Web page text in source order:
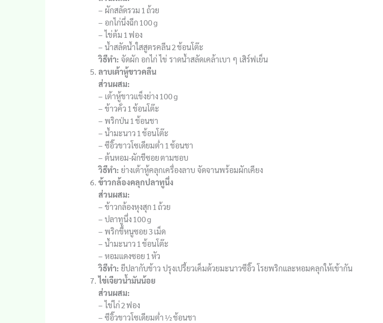
– ผักสลัดรวม 1 ถ้วย
– อกไก่นึ่งฉีก 100 g
– ไข่ต้ม 1 ฟอง
– น้ำสลัดน้ำใสสูตรคลีน 2 ช้อนโต๊ะ
วิธีทำ: จัดผัก อกไก่ ไข่ ราดน้ำสลัดเคล้าเบา ๆ เสิร์ฟเย็น
ลาบเต้าหู้ขาวคลีน
ส่วนผสม:
– เต้าหู้ขาวแข็งย่าง 100 g
– ข้าวคั่ว 1 ช้อนโต๊ะ
– พริกป่น 1 ช้อนชา
– น้ำมะนาว 1 ช้อนโต๊ะ
– ซีอิ๊วขาวโซเดียมต่ำ 1 ช้อนชา
– ต้นหอม-ผักชีซอย ตามชอบ
วิธีทำ: ย่างเต้าหู้คลุกเครื่องลาบ จัดจานพร้อมผักเคียง
ข้าวกล้องคลุกปลาทูนึ่ง
ส่วนผสม:
– ข้าวกล้องหุงสุก 1 ถ้วย
– ปลาทูนึ่ง 100 g
– พริกขี้หนูซอย 3 เม็ด
– น้ำมะนาว 1 ช้อนโต๊ะ
– หอมแดงซอย 1 หัว
วิธีทำ: ยีปลากับข้าว ปรุงเปรี้ยวเค็มด้วยมะนาวซีอิ๊ว โรยพริกและหอมคลุกให้เข้ากัน
ไข่เจียวน้ำมันน้อย
ส่วนผสม:
– ไข่ไก่ 2 ฟอง
– ซีอิ๊วขาวโซเดียมต่ำ ½ ช้อนชา